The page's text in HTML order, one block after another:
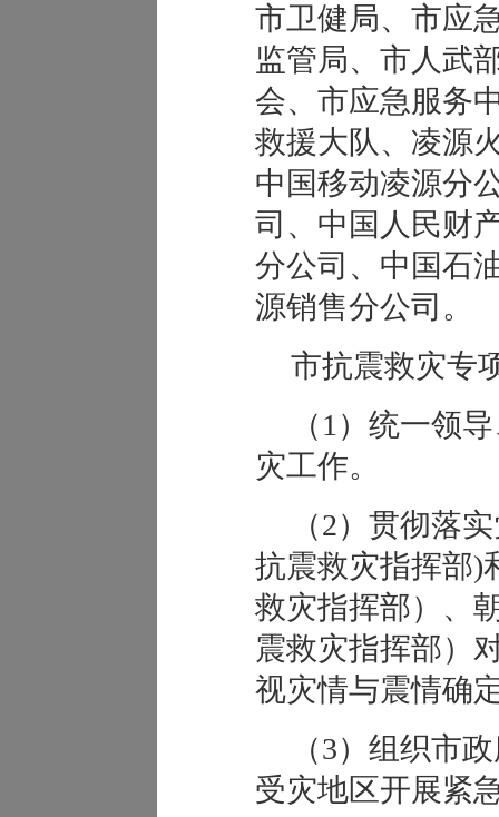
市卫健局、市应
监管局、市人武
会、市应急服务
救援大队、凌源
中国移动凌源分
司、中国人民财
分公司、中国石
源销售分公司。
市抗震救灾专
（1）统一领
灾工作。
（2）贯彻落
抗震救灾指挥部)
救灾指挥部）、
震救灾指挥部）
视灾情与震情确
（3）组织市
受灾地区开展紧